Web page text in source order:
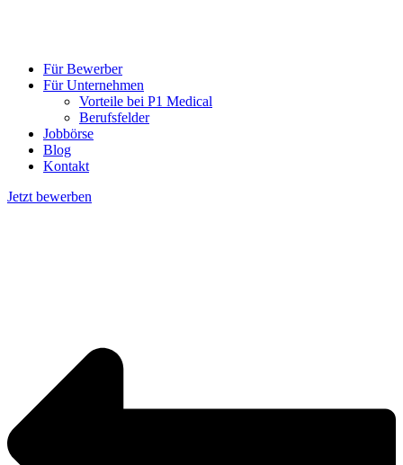
Für Bewerber
Für Unternehmen
Vorteile bei P1 Medical
Berufsfelder
Jobbörse
Blog
Kontakt
Jetzt bewerben